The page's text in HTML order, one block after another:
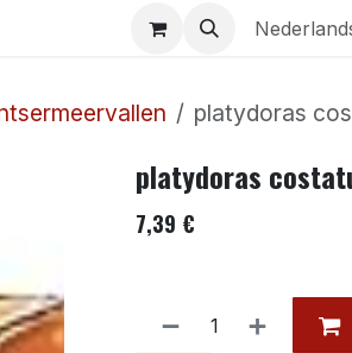
platydoras
platydoras
7,39 €